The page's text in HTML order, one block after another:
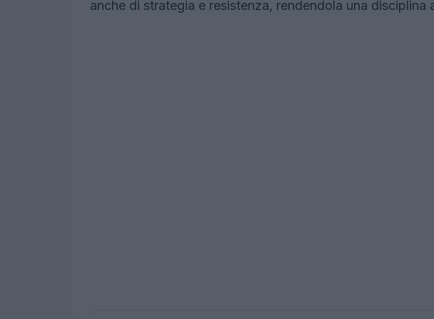
anche di strategia e resistenza, rendendola una disciplina